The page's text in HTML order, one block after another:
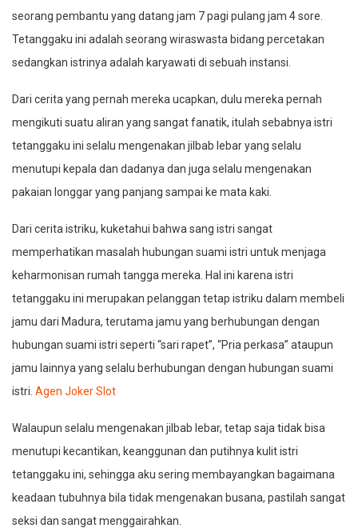
seorang pembantu yang datang jam 7 pagi pulang jam 4 sore.
Tetanggaku ini adalah seorang wiraswasta bidang percetakan
sedangkan istrinya adalah karyawati di sebuah instansi.
Dari cerita yang pernah mereka ucapkan, dulu mereka pernah
mengikuti suatu aliran yang sangat fanatik, itulah sebabnya istri
tetanggaku ini selalu mengenakan jilbab lebar yang selalu
menutupi kepala dan dadanya dan juga selalu mengenakan
pakaian longgar yang panjang sampai ke mata kaki.
Dari cerita istriku, kuketahui bahwa sang istri sangat
memperhatikan masalah hubungan suami istri untuk menjaga
keharmonisan rumah tangga mereka. Hal ini karena istri
tetanggaku ini merupakan pelanggan tetap istriku dalam membeli
jamu dari Madura, terutama jamu yang berhubungan dengan
hubungan suami istri seperti “sari rapet”, “Pria perkasa” ataupun
jamu lainnya yang selalu berhubungan dengan hubungan suami
istri. Agen Joker Slot
Walaupun selalu mengenakan jilbab lebar, tetap saja tidak bisa
menutupi kecantikan, keanggunan dan putihnya kulit istri
tetanggaku ini, sehingga aku sering membayangkan bagaimana
keadaan tubuhnya bila tidak mengenakan busana, pastilah sangat
seksi dan sangat menggairahkan.